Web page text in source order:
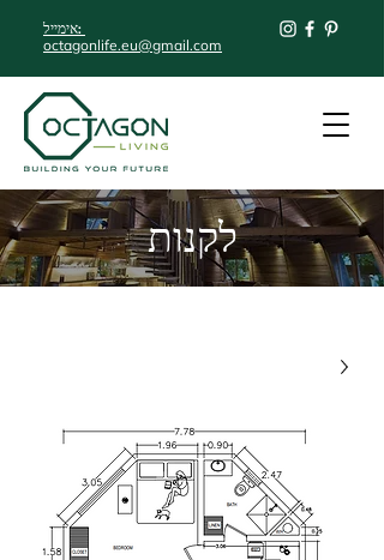
אימייל:
octagonlife.eu@gmail.com
לקנות